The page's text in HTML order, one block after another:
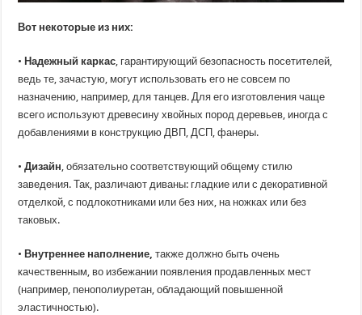
Вот некоторые из них:
• Надежный каркас, гарантирующий безопасность посетителей,
ведь те, зачастую, могут использовать его не совсем по
назначению, например, для танцев. Для его изготовления чаще
всего используют древесину хвойных пород деревьев, иногда с
добавлениями в конструкцию ДВП, ДСП, фанеры.
•Дизайн, обязательно соответствующий общему стилю
заведения. Так, различают диваны: гладкие или с декоративной
отделкой, с подлокотниками или без них, на ножках или без
таковых.
• Внутреннее наполнение, также должно быть очень
качественным, во избежании появления продавленных мест
(например, пенополиуретан, обладающий повышенной
эластичностью).